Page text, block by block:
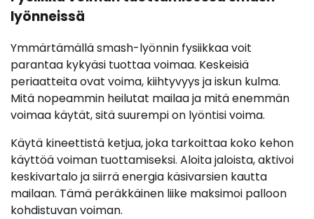
lyönneissä
Ymmärtämällä smash-lyönnin fysiikkaa voit
parantaa kykyäsi tuottaa voimaa. Keskeisiä
periaatteita ovat voima, kiihtyvyys ja iskun kulma.
Mitä nopeammin heilutat mailaa ja mitä enemmän
voimaa käytät, sitä suurempi on lyöntisi voima.
Käytä kineettistä ketjua, joka tarkoittaa koko kehon
käyttöä voiman tuottamiseksi. Aloita jaloista, aktivoi
keskivartalo ja siirrä energia käsivarsien kautta
mailaan. Tämä peräkkäinen liike maksimoi palloon
kohdistuvan voiman.